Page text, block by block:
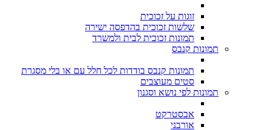
זוגות על זכוכית
שלשות זכוכית בהדפסה ישירה
תמונות זכוכית לבית ולמשרד
תמונות קנבס
תמונות קנבס בודדות לכל חלל עם או בלי מסגרת
סטים מעוצבים
תמונות לפי נושא וסגנון
אבסטרקט
אורבני